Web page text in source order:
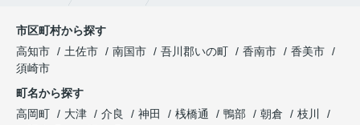
市区町村から探す
高知市
土佐市 南国市 吾川郡いの町 香南市
香美市
須崎市
町名から探す
高岡町
大津 介良 神田 桟橋通 鴨部 朝倉
枝川